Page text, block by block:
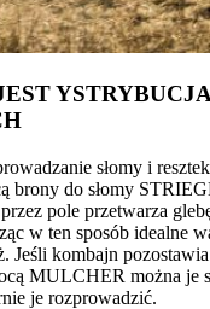
słomy i
brony do słomy
pole przetwarza
w ten sposób idealne
Jeśli kombajn
MULCHER można je
je rozprowadzić.